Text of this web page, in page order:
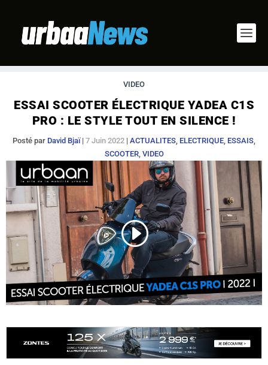
VIDEO
ESSAI SCOOTER ÉLECTRIQUE YADEA C1S
PRO : LE STYLE TOUT EN SILENCE !
Posté par David Bjaï| 7 Juin 2022 | ACTUALITES, ELECTRIQUE, ESSAIS,
SCOOTER, VIDEO